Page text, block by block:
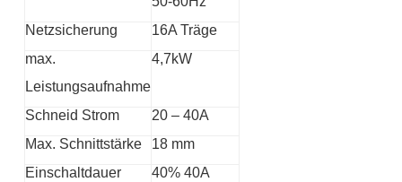
Netzsicherung
16A Träge
max.
Leistungsaufnahme
4,7kW
Schneid Strom
20 – 40A
Max. Schnittstärke
18 mm
Einschaltdauer
40% 40A